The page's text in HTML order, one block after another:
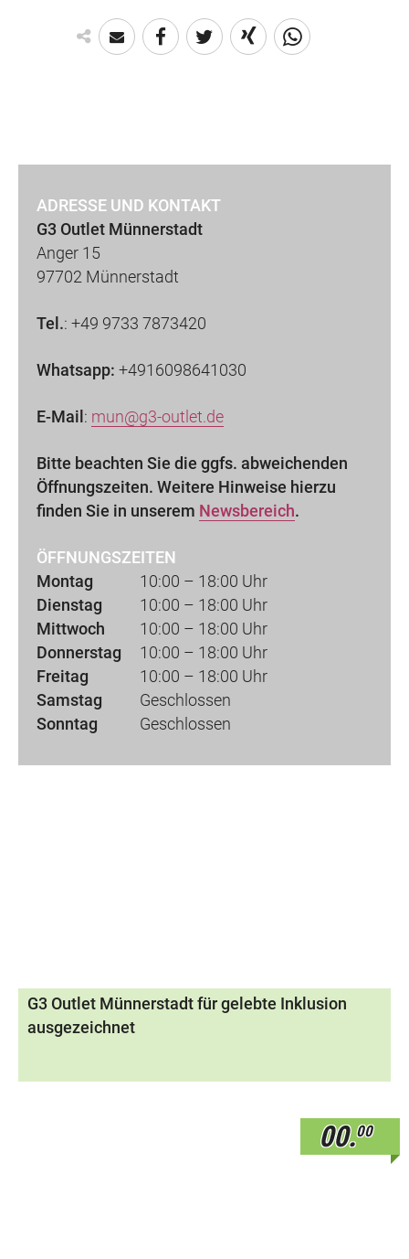
ADRESSE UND KONTAKT
G3 Outlet Münnerstadt
Anger 15
97702 Münnerstadt
Tel.: +49 9733 7873420
Whatsapp: +4916098641030
E-Mail : mun@g3-outlet.de
Bitte beachten Sie die ggfs. abweichenden
Öffnungszeiten. Weitere Hinweise hierzu
finden Sie in unserem Newsbereich.
ÖFFNUNGSZEITEN
Montag
10:00 – 18:00 Uhr
Dienstag
10:00 – 18:00 Uhr
Mittwoch
10:00 – 18:00 Uhr
Donnerstag
10:00 – 18:00 Uhr
Freitag
10:00 – 18:00 Uhr
Samstag
Geschlossen
Sonntag
Geschlossen
G3 Outlet Münnerstadt für gelebte Inklusion
ausgezeichnet
00.00